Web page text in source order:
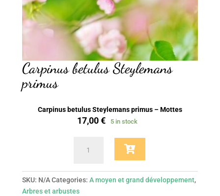
Carpinus betulus Steylemans
primus
Carpinus betulus Steylemans primus – Mottes
17,00€ 5 in stock
betulus
primus
SKU: N/A Categories: A moyen et grand développement,
Arbres et arbustes